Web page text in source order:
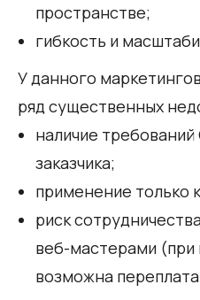
пространстве;
гибкость и
У данного
ряд существенных
наличие
заказчика;
применение только
риск
веб-мастерами (при
возможна